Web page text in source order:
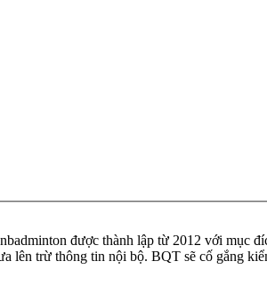
được thành lập từ 2012 với mục
lên trừ thông tin nội bộ. BQT sẽ cố gắng